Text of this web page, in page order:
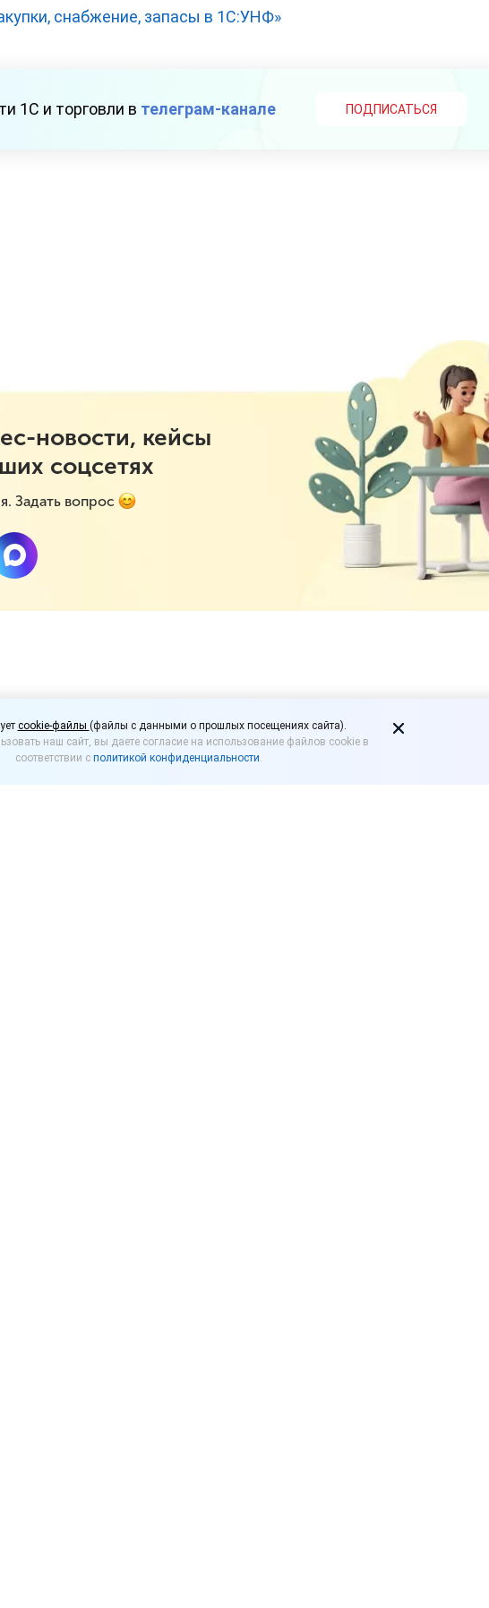
снабжение, запасы в 1С:УНФ»
1С и торговли в телеграм-канале ПОДПИСАТЬСЯ
новости, кейсы
соцсетях
Задать вопрос
перестать наказывать за
cookie-файлы (файлы с данными о прошлых посещениях сайта).
наш сайт, вы даете согласие на использование файлов cookie в
соответствии с политикой конфиденциальности.